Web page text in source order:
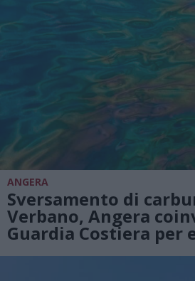
ANGERA
Sversamento di
Verbano, Angera
Guardia Costiera per